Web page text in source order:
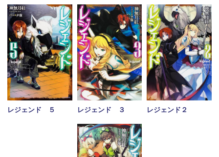
レジェンド ５ レジェンド ３ レジェンド２